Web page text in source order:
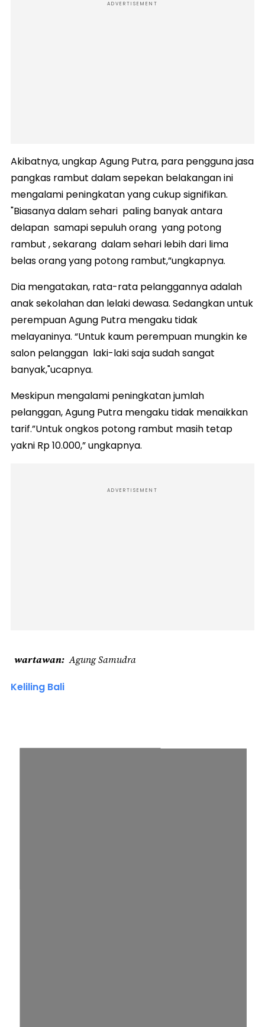
ADVERTISEMENT
Akibatnya, ungkap Agung Putra, para pengguna jasa
pangkas rambut dalam sepekan belakangan ini
mengalami peningkatan yang cukup signifikan.
"Biasanya dalam sehari paling banyak antara
delapan samapi sepuluh orang yang potong
rambut , sekarang dalam sehari lebih dari lima
belas orang yang potong rambut,”ungkapnya.
Dia mengatakan, rata-rata pelanggannya adalah
anak sekolahan dan lelaki dewasa. Sedangkan untuk
perempuan Agung Putra mengaku tidak
melayaninya. “Untuk kaum perempuan mungkin ke
salon pelanggan laki-laki saja sudah sangat
banyak,"ucapnya.
Meskipun mengalami peningkatan jumlah
pelanggan, Agung Putra mengaku tidak menaikkan
tarif.”Untuk ongkos potong rambut masih tetap
yakni Rp 10.000,” ungkapnya.
ADVERTISEMENT
wartawan Agung Samudra
Keliling Bali